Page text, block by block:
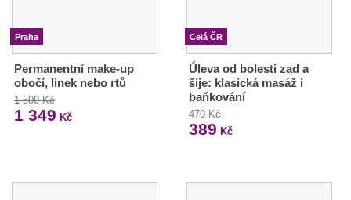
Praha
Permanentní make-up
obočí, linek nebo rtů
1 500 Kč
1 349 Kč
Celá ČR
Úleva od bolesti zad a
šíje: klasická masáž i
baňkování
470 Kč
389 Kč